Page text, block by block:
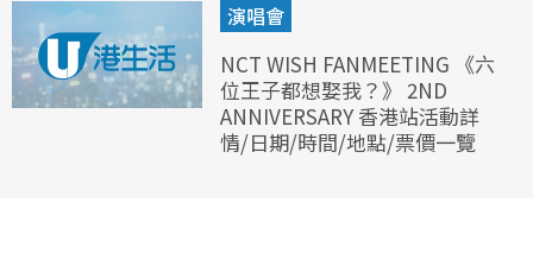
演唱會
NCT WISH FANMEETING 《六
位王子都想娶我？》 2ND
ANNIVERSARY 香港站活動詳
情/日期/時間/地點/票價一覽